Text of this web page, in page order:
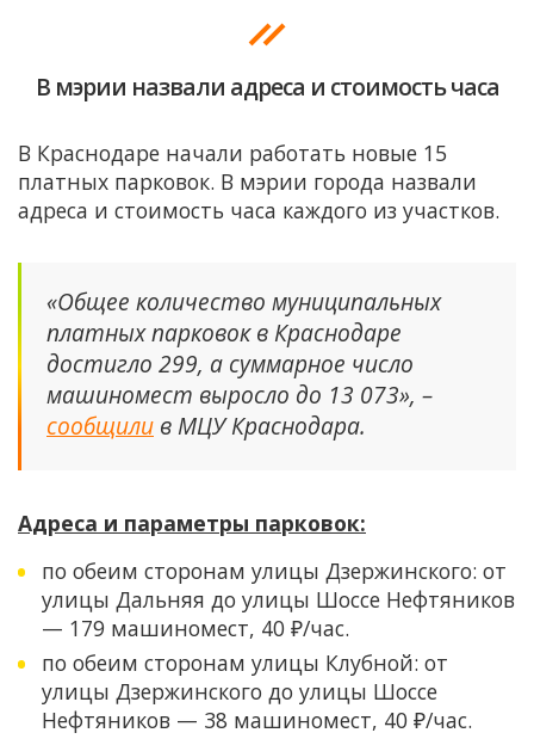
В мэрии назвали адреса и стоимость часа
В Краснодаре начали работать новые 15
платных парковок. В мэрии города назвали
адреса и стоимость часа каждого из участков.
«Общее количество муниципальных
платных парковок в Краснодаре
достигло 299, а суммарное число
машиномест выросло до 13 073», –
сообщили в МЦУ Краснодара.
Адреса и параметры парковок:
по обеим сторонам улицы Дзержинского: от
улицы Дальняя до улицы Шоссе Нефтяников
— 179 машиномест, 40 ₽/час.
по обеим сторонам улицы Клубной: от
улицы Дзержинского до улицы Шоссе
Нефтяников — 38 машиномест, 40 ₽/час.